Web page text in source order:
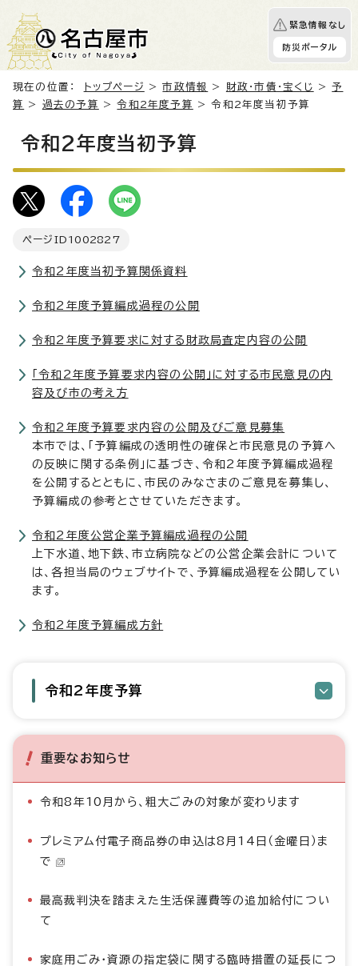
緊急情報なし
防災ポータル
現在の位置： トップページ >市政情報 > 財政・市債・宝くじ >予
算
> 過去の予算 >令和2年度予算 > 令和2年度当初予算
令和2年度当初予算
ページID 1002827
令和2年度当初予算関係資料
令和2年度予算編成過程の公開
令和2年度予算要求に対する財政局査定内容の公開
「令和2年度予算要求内容の公開」に対する市民意見の内
容及び市の考え方
令和2年度予算要求内容の公開及びご意見募集
本市では、「予算編成の透明性の確保と市民意見の予算へ
の反映に関する条例」に基づき、令和2年度予算編成過程
を公開するとともに、市民のみなさまのご意見を募集し、
予算編成の参考とさせていただきます。
令和2年度公営企業予算編成過程の公開
上下水道、地下鉄、市立病院などの公営企業会計について
は、各担当局のウェブサイトで、予算編成過程を公開してい
ます。
令和2年度予算編成方針
令和2年度予算
重要なお知らせ
令和8年10月から、粗大ごみの対象が変わります
プレミアム付電子商品券の申込は8月14日（金曜日）ま
で
最高裁判決を踏まえた生活保護費等の追加給付につい
て
家庭用ごみ・資源の指定袋に関する臨時措置の延長につ